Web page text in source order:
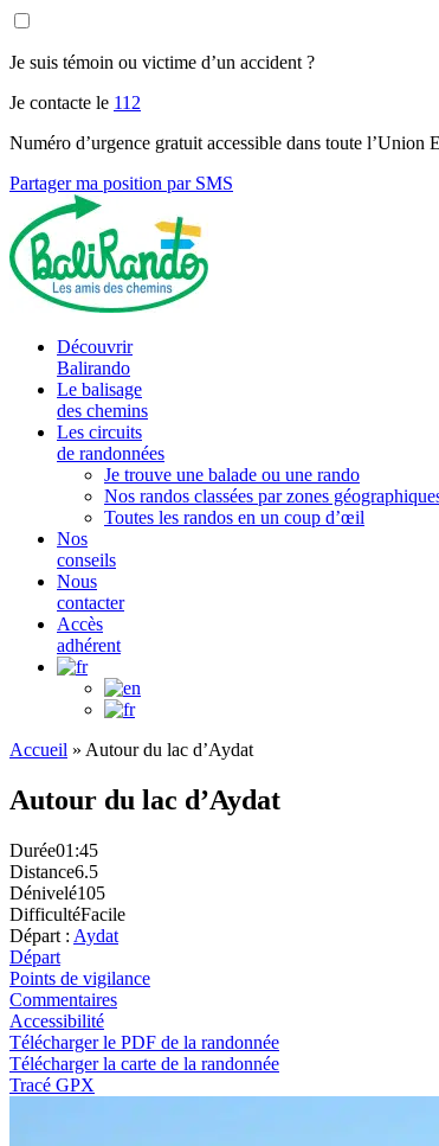
Je suis témoin ou victime d’un accident ?
Je contacte le 112
Numéro d’urgence gratuit accessible dans toute l’Union
Partager ma position par SMS
Découvrir
Balirando
Le balisage
des chemins
Les circuits
de randonnées
Je trouve une balade ou une rando
Nos randos classées par zones
Toutes les randos en un coup d’œil
Nos
conseils
Nous
contacter
Accès
adhérent
Accueil » Autour du lac d’Aydat
Autour du lac d’Aydat
Durée01:45
Distance6.5
Dénivelé105
DifficultéFacile
Départ : Aydat
Départ
Points de vigilance
Commentaires
Accessibilité
Télécharger le PDF de la randonnée
Télécharger la carte de la randonnée
Tracé GPX